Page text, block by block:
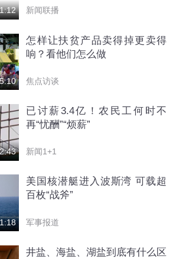
新闻联播
怎样让扶贫产品卖得掉更卖得
响？看他们怎么做
焦点访谈
已讨薪3.4亿！农民工何时不
再“忧酬”“烦薪”
新闻1+1
美国核潜艇进入波斯湾 可载超
百枚“战斧”
军事报道
井盐、海盐、湖盐到底有什么区